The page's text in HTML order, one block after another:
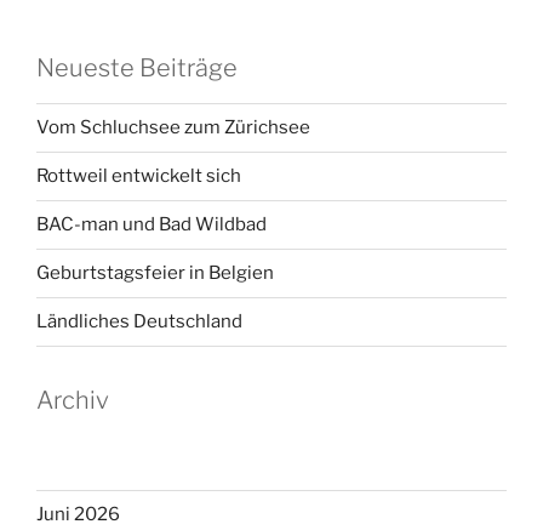
Neueste Beiträge
Vom Schluchsee zum Zürichsee
Rottweil entwickelt sich
BAC-man und Bad Wildbad
Geburtstagsfeier in Belgien
Ländliches Deutschland
Archiv
Juni 2026